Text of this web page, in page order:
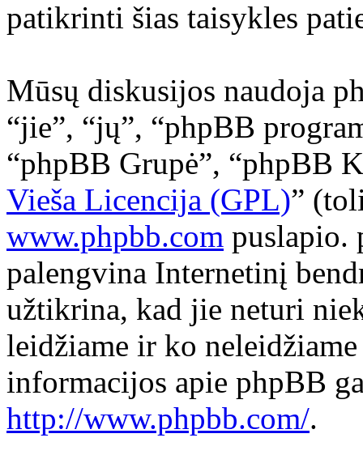
patikrinti šias taisykles
Mūsų diskusijos naudoja
“jie”, “jų”, “phpBB
“phpBB Grupė”, “phpBB
Vieša Licencija (GPL)”
www.phpbb.com puslapio.
palengvina Internetinį
užtikrina, kad jie neturi
leidžiame ir ko
informacijos apie phpBB
http://www.phpbb.com/.